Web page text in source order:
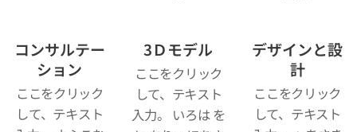
コンサルテー
ション
ここをクリック
して、テキスト
3Ｄモデル
ここをクリック
して、テキスト
入力。 いろは を
デザインと設
計
ここをクリック
して、テキスト